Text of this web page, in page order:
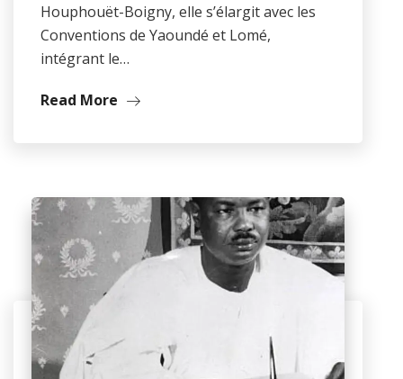
Houphouët-Boigny, elle s’élargit avec les
Conventions de Yaoundé et Lomé,
intégrant le…
Read More